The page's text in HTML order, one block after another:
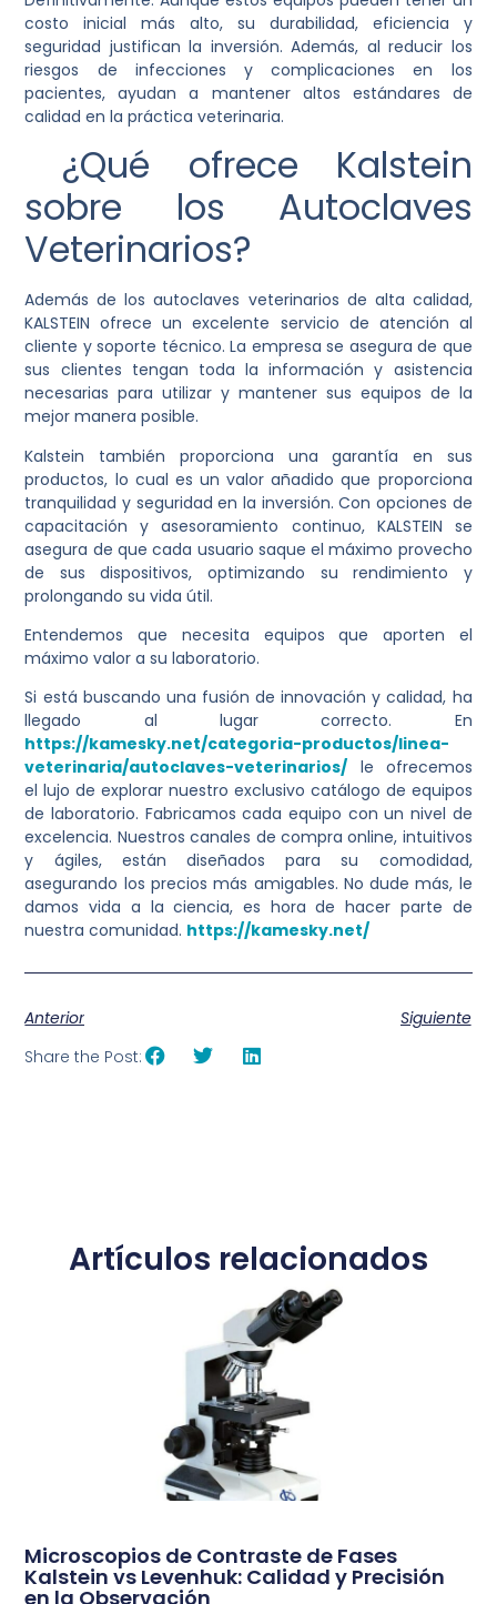
costo inicial más alto, su durabilidad, eficiencia y
seguridad justifican la inversión. Además, al reducir los
riesgos de infecciones y complicaciones en los
pacientes, ayudan a mantener altos estándares de
calidad en la práctica veterinaria.
¿Qué ofrece Kalstein
sobre los Autoclaves
Veterinarios?
Además de los autoclaves veterinarios de alta calidad,
KALSTEIN ofrece un excelente servicio de atención al
cliente y soporte técnico. La empresa se asegura de que
sus clientes tengan toda la información y asistencia
necesarias para utilizar y mantener sus equipos de la
mejor manera posible.
Kalstein también proporciona una garantía en sus
productos, lo cual es un valor añadido que proporciona
tranquilidad y seguridad en la inversión. Con opciones de
capacitación y asesoramiento continuo, KALSTEIN se
asegura de que cada usuario saque el máximo provecho
de sus dispositivos, optimizando su rendimiento y
prolongando su vida útil.
Entendemos que necesita equipos que aporten el
máximo valor a su laboratorio.
Si está buscando una fusión de innovación y calidad, ha
llegado al lugar correcto. En
https://kamesky.net/categoria-productos/linea-
veterinaria/autoclaves-veterinarios/ le ofrecemos
el lujo de explorar nuestro exclusivo catálogo de equipos
de laboratorio. Fabricamos cada equipo con un nivel de
excelencia. Nuestros canales de compra online, intuitivos
y ágiles, están diseñados para su comodidad,
asegurando los precios más amigables. No dude más, le
damos vida a la ciencia, es hora de hacer parte de
nuestra comunidad. https://kamesky.net/
Anterior
Siguiente
Share the Post:
Artículos relacionados
Microscopios de Contraste de Fases
Kalstein vs Levenhuk: Calidad y Precisión
en la Observación